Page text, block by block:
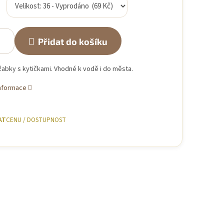
Přidat do košíku
s kytičkami. Vhodné k vodě i do města.